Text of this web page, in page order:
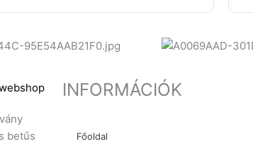
betűs
INFORMÁCIÓK
Főoldal